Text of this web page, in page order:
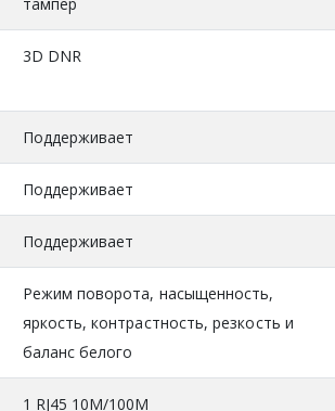
3D DNR
Поддерживает
Поддерживает
Поддерживает
Режим поворота, насыщенность,
яркость, контрастность, резкость и
баланс белого
1 RJ45 10M/100M